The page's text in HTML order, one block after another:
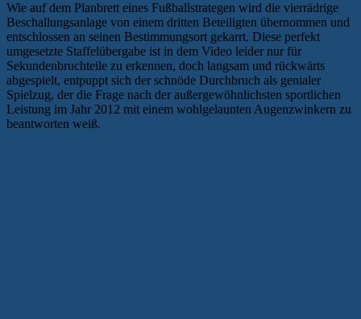
Wie auf dem Planbrett eines Fußballstrategen wird die vierrädrige
Beschallungsanlage von einem dritten Beteiligten übernommen und
entschlossen an seinen Bestimmungsort gekarrt. Diese perfekt
umgesetzte Staffelübergabe ist in dem Video leider nur für
Sekundenbruchteile zu erkennen, doch langsam und rückwärts
abgespielt, entpuppt sich der schnöde Durchbruch als genialer
Spielzug, der die Frage nach der außergewöhnlichsten sportlichen
Leistung im Jahr 2012 mit einem wohlgelaunten Augenzwinkern zu
beantworten weiß.